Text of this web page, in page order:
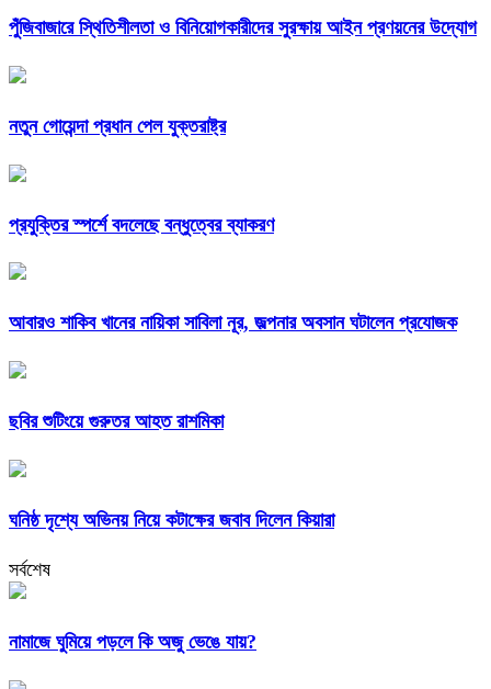
পুঁজিবাজারে স্থিতিশীলতা ও বিনিয়োগকারীদের সুরক্ষায় আইন প্রণয়নের উদ্যোগ
নতুন গোয়েন্দা প্রধান পেল যুক্তরাষ্ট্র
প্রযুক্তির স্পর্শে বদলেছে বন্ধুত্বের ব্যাকরণ
আবারও শাকিব খানের নায়িকা সাবিলা নূর, জল্পনার অবসান ঘটালেন প্রযোজক
ছবির শুটিংয়ে গুরুতর আহত রাশমিকা
ঘনিষ্ঠ দৃশ্যে অভিনয় নিয়ে কটাক্ষের জবাব দিলেন কিয়ারা
সর্বশেষ
নামাজে ঘুমিয়ে পড়লে কি অজু ভেঙে যায়?